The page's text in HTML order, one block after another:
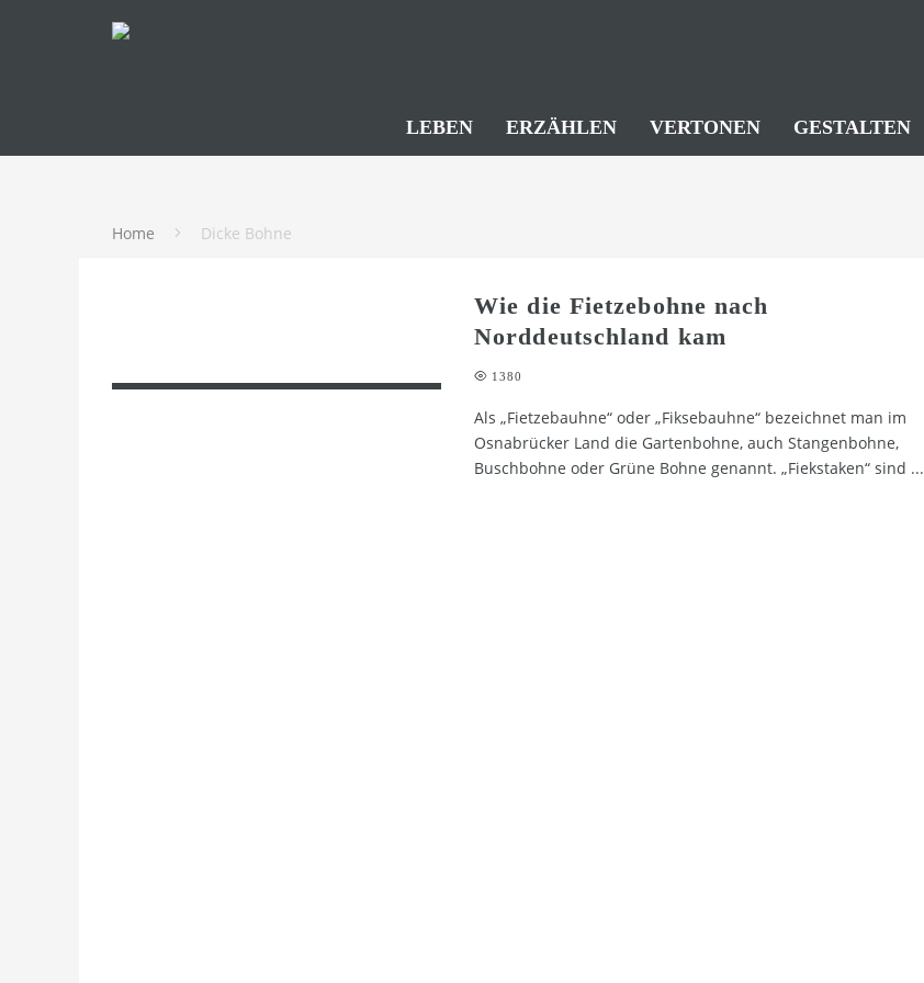
LEBEN ERZÄHLEN VERTONEN GESTALTEN
Home Dicke Bohne
Wie die Fietzebohne nach
Norddeutschland kam
1380
Als „Fietzebauhne“ oder „Fiksebauhne“ bezeichnet man im
Osnabrücker Land die Gartenbohne, auch Stangenbohne,
Buschbohne oder Grüne Bohne genannt. „Fiekstaken“ sind ...